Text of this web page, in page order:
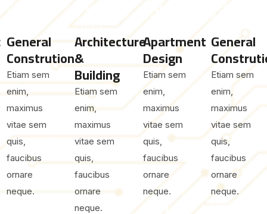
General
Constrution
Etiam sem
enim,
maximus
vitae sem
quis,
faucibus
ornare
neque.
Architecture
&
Building
Etiam sem
enim,
maximus
vitae sem
quis,
faucibus
ornare
neque.
Apartment
Design
Etiam sem
enim,
maximus
vitae sem
quis,
faucibus
ornare
neque.
General
Etiam sem
enim,
maximus
vitae sem
quis,
faucibus
ornare
neque.